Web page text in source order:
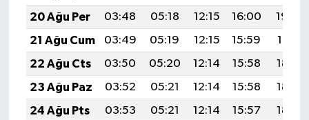
20 Ağu Per
03:48 05:18 12:15 16:00
19:02
21 Ağu Cum
03:49 05:19 12:15 15:59
19:01
22 Ağu Cts
03:50 05:20 12:14 15:58
18:59
23 Ağu Paz
03:52 05:21 12:14 15:58
18:58
24 Ağu Pts
03:53 05:21 12:14 15:57
18:57